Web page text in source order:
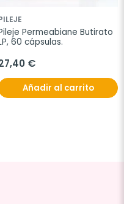
Permeabiane Butirato
60 cápsulas.
€
Añadir al carrito